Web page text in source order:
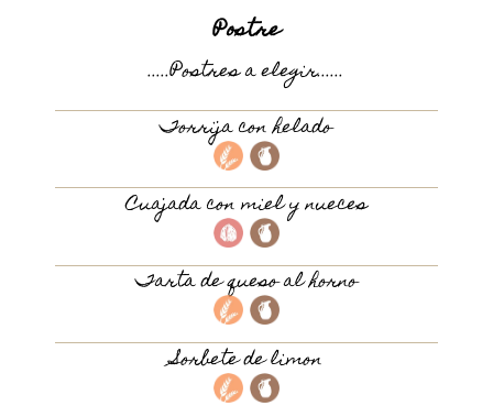
Postre
.....Postres a elegir......
Torrija con helado
Cuajada con miel y nueces
Tarta de queso al horno
Sorbete de limon